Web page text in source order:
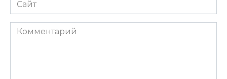
Комментарий